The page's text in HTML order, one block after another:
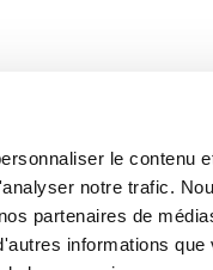
le contenu
notre trafic.
partenaires de
informations